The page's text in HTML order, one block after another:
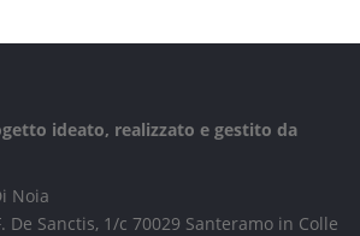
ideato, realizzato e gestito da
Noia
De Sanctis, 1/c 70029 Santeramo in Colle